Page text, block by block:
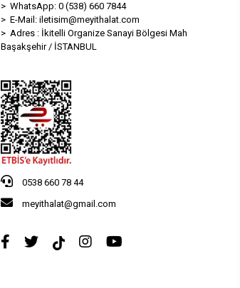
> WhatsApp: 0 (538) 660 7844
> E-Mail: iletisim@meyithalat.com
> Adres : İkitelli Organize Sanayi Bölgesi Mah
Başakşehir / İSTANBUL
0538 660 78 44
meyithalat@gmail.com